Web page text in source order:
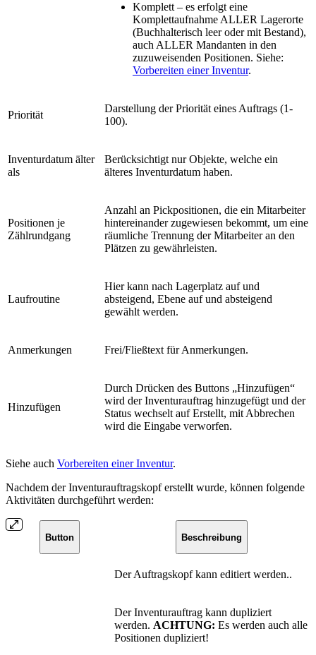
Komplett – es erfolgt eine
Komplettaufnahme ALLER Lagerorte
(Buchhalterisch leer oder mit Bestand),
auch ALLER Mandanten in den
zuzuweisenden Positionen. Siehe:
Vorbereiten einer Inventur.
Priorität
Darstellung der Priorität eines Auftrags (1-
100).
Inventurdatum älter
als
Berücksichtigt nur Objekte, welche ein
älteres Inventurdatum haben.
Positionen je
Zählrundgang
Anzahl an Pickpositionen, die ein Mitarbeiter
hintereinander zugewiesen bekommt, um eine
räumliche Trennung der Mitarbeiter an den
Plätzen zu gewährleisten.
Laufroutine
Hier kann nach Lagerplatz auf und
absteigend, Ebene auf und absteigend
gewählt werden.
Anmerkungen Frei/Fließtext für Anmerkungen.
Hinzufügen
Durch Drücken des Buttons „Hinzufügen“
wird der Inventurauftrag hinzugefügt und der
Status wechselt auf Erstellt, mit Abbrechen
wird die Eingabe verworfen.
Siehe auch Vorbereiten einer Inventur.
Nachdem der Inventurauftragskopf erstellt wurde, können folgende
Aktivitäten durchgeführt werden:
Button Beschreibung
Der Auftragskopf kann editiert werden..
Der Inventurauftrag kann dupliziert
werden. ACHTUNG: Es werden auch alle
Positionen dupliziert!